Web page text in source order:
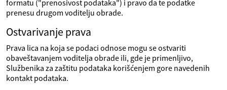
formatu ("prenosivost podataka") i pravo da te podatke
prenesu drugom voditelju obrade.
Ostvarivanje prava
Prava lica na koja se podaci odnose mogu se ostvariti
obaveštavanjem voditelja obrade ili, gde je primenljivo,
Službenika za zaštitu podataka korišćenjem gore navedenih
kontakt podataka.